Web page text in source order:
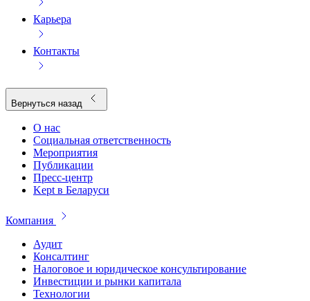
Карьера
Контакты
Вернуться назад
О нас
Социальная ответственность
Мероприятия
Публикации
Пресс-центр
Kept в Беларуси
Компания
Аудит
Консалтинг
Налоговое и юридическое консультирование
Инвестиции и рынки капитала
Технологии